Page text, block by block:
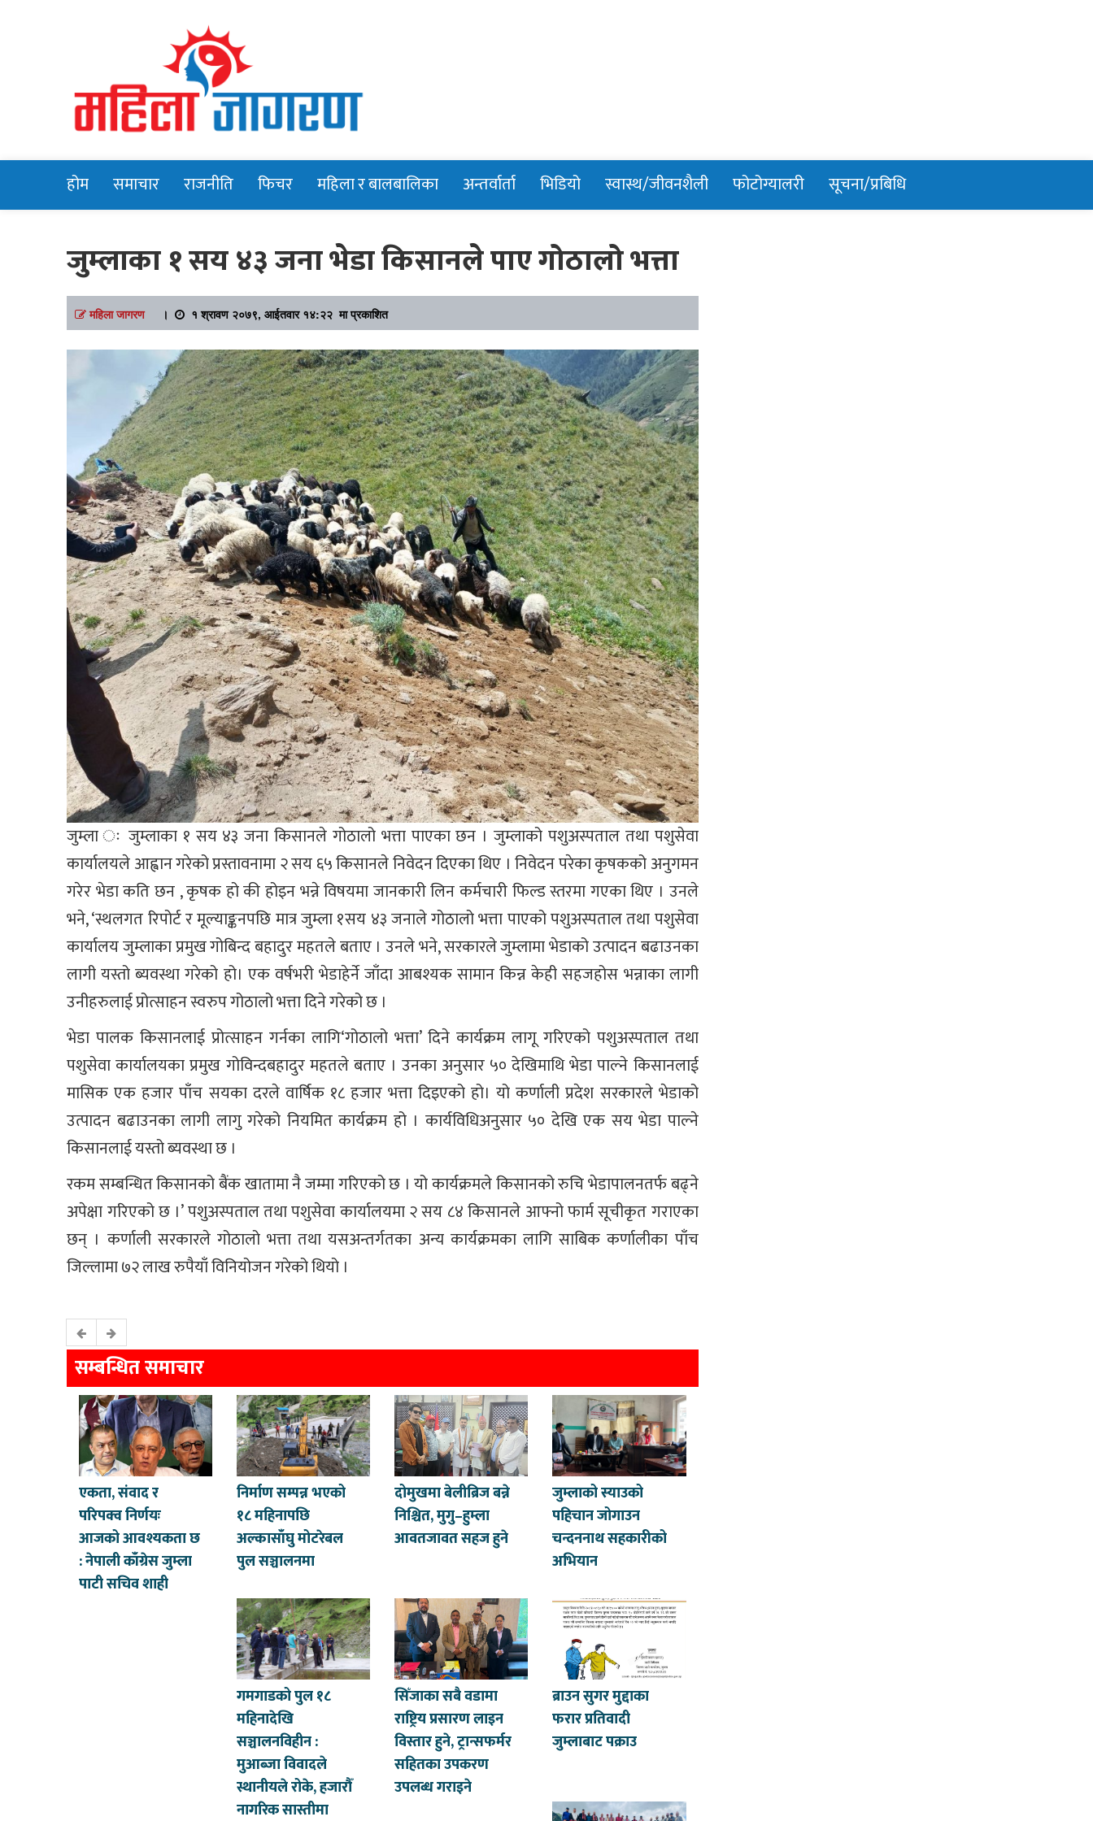
Mahilajagaran
होम समाचार राजनीति फिचर महिला र बालबालिका अन्तर्वार्ता भिडियो स्वास्थ/जीवनशैली फोटोग्यालरी सूचना/प्रबिधि
जुम्लाका १ सय ४३ जना भेडा किसानले पाए गोठालो भत्ता
महिला जागरण। १ श्रावण २०७९, आईतवार १४:२२ मा प्रकाशित
जुम्ला ः जुम्लाका १ सय ४३ जना किसानले गोठालो भत्ता पाएका छन । जुम्लाको पशुअस्पताल तथा पशुसेवा
कार्यालयले आह्वान गरेको प्रस्तावनामा २ सय ६५ किसानले निवेदन दिएका थिए । निवेदन परेका कृषकको अनुगमन
गरेर भेडा कति छन , कृषक हो की होइन भन्ने विषयमा जानकारी लिन कर्मचारी फिल्ड स्तरमा गएका थिए । उनले
भने, ‘स्थलगत रिपोर्ट र मूल्याङ्कनपछि मात्र जुम्ला १सय ४३ जनाले गोठालो भत्ता पाएको पशुअस्पताल तथा पशुसेवा
कार्यालय जुम्लाका प्रमुख गोबिन्द बहादुर महतले बताए । उनले भने, सरकारले जुम्लामा भेडाको उत्पादन बढाउनका
लागी यस्तो ब्यवस्था गरेको हो। एक वर्षभरी भेडाहेर्ने जाँदा आबश्यक सामान किन्न केही सहजहोस भन्नाका लागी
उनीहरुलाई प्रोत्साहन स्वरुप गोठालो भत्ता दिने गरेको छ ।
भेडा पालक किसानलाई प्रोत्साहन गर्नका लागि‘गोठालो भत्ता’ दिने कार्यक्रम लागू गरिएको पशुअस्पताल तथा
पशुसेवा कार्यालयका प्रमुख गोविन्दबहादुर महतले बताए । उनका अनुसार ५० देखिमाथि भेडा पाल्ने किसानलाई
मासिक एक हजार पाँच सयका दरले वार्षिक १८ हजार भत्ता दिइएको हो। यो कर्णाली प्रदेश सरकारले भेडाको
उत्पादन बढाउनका लागी लागु गरेको नियमित कार्यक्रम हो । कार्यविधिअनुसार ५० देखि एक सय भेडा पाल्ने
किसानलाई यस्तो ब्यवस्था छ ।
रकम सम्बन्धित किसानको बैंक खातामा नै जम्मा गरिएको छ । यो कार्यक्रमले किसानको रुचि भेडापालनतर्फ बढ्ने
अपेक्षा गरिएको छ ।’ पशुअस्पताल तथा पशुसेवा कार्यालयमा २ सय ८४ किसानले आफ्नो फार्म सूचीकृत गराएका
छन् । कर्णाली सरकारले गोठालो भत्ता तथा यसअन्तर्गतका अन्य कार्यक्रमका लागि साबिक कर्णालीका पाँच
जिल्लामा ७२ लाख रुपैयाँ विनियोजन गरेको थियो ।
सम्बन्धित समाचार
एकता, संवाद र
परिपक्व निर्णयः
आजको आवश्यकता छ
: नेपाली काँग्रेस जुम्ला
पाटी सचिव शाही
निर्माण सम्पन्न भएको
१८ महिनापछि
अल्कासाँघु मोटरेबल
पुल सञ्चालनमा
दोमुखमा बेलीब्रिज बन्ने
निश्चित, मुगु–हुम्ला
आवतजावत सहज हुने
जुम्लाको स्याउको
पहिचान जोगाउन
चन्दननाथ सहकारीको
अभियान
गमगाडको पुल १८
महिनादेखि
सञ्चालनविहीन :
मुआब्जा विवादले
स्थानीयले रोके, हजारौँ
नागरिक सास्तीमा
सिँजाका सबै वडामा
राष्ट्रिय प्रसारण लाइन
विस्तार हुने, ट्रान्सफर्मर
सहितका उपकरण
उपलब्ध गराइने
ब्राउन सुगर मुद्दाका
फरार प्रतिवादी
जुम्लाबाट पक्राउ